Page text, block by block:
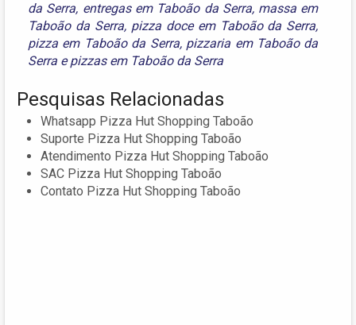
da Serra, entregas em Taboão da Serra, massa em
Taboão da Serra, pizza doce em Taboão da Serra,
pizza em Taboão da Serra, pizzaria em Taboão da
Serra epizzas em Taboão da Serra
Pesquisas Relacionadas
Whatsapp Pizza Hut Shopping Taboão
Suporte Pizza Hut Shopping Taboão
Atendimento Pizza Hut Shopping Taboão
SAC Pizza Hut Shopping Taboão
Contato Pizza Hut Shopping Taboão